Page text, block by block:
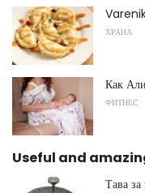
ХРАНА
Как
ФИТНЕС
Useful and
Тава